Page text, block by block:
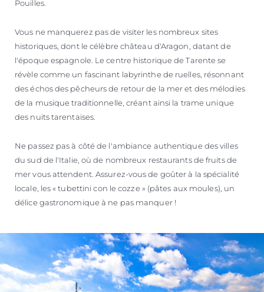
Pouilles.
Vous ne manquerez pas de visiter les nombreux sites
historiques, dont le célèbre château d'Aragon, datant de
l'époque espagnole. Le centre historique de Tarente se
révèle comme un fascinant labyrinthe de ruelles, résonnant
des échos des pêcheurs de retour de la mer et des mélodies
de la musique traditionnelle, créant ainsi la trame unique
des nuits tarentaises.
Ne passez pas à côté de l'ambiance authentique des villes
du sud de l'Italie, où de nombreux restaurants de fruits de
mer vous attendent. Assurez-vous de goûter à la spécialité
locale, les « tubettini con le cozze » (pâtes aux moules), un
délice gastronomique à ne pas manquer !